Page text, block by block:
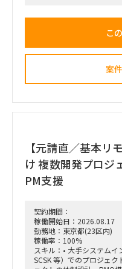
現在は要件定義が完了し
■募集ポジション
※大規模プロジェクトの
する構造となっています。
方を募集します。
ただ、スキル次第で他チ
└3〜4名規模の小チーム
び主体的なチームリード業
・ステークホルダー調整
└プロジェクトルーム(常
ユーザー(実際のシステム
・コンサルティング業務
└課題の早期発見・構造化
策の提示、およびファー
こ
案
【元請直／基本リ
け 複数開発プロジ
PM支援
契約期間：
稼働開始日：2026.08.17
勤務地：東京都(23区内)
稼働率：100%
スキル：• 大手システムイ
SCSK 等）でのプロジェ